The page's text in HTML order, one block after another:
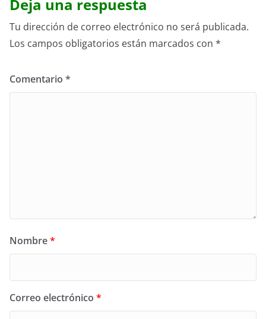
Deja una respuesta
Tu dirección de correo electrónico no será publicada.
Los campos obligatorios están marcados con *
Comentario *
Nombre*
Correo electrónico *